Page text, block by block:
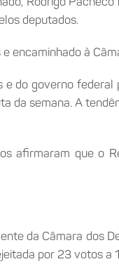
deputados.
encaminhado à
e do governo
da semana. A
afirmaram que o
da Câmara dos
por 23 votos a